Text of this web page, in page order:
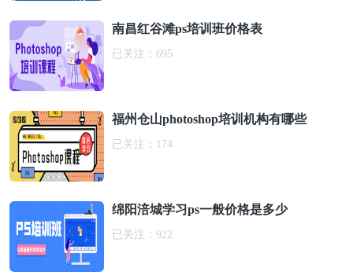
南昌红谷滩ps培训班价格表
已关注： 695
福州仓山photoshop培训机构有哪些
已关注： 174
绵阳涪城学习ps一般价格是多少
已关注： 922